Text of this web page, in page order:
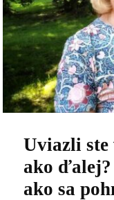
Uviazli ste
ako
ako sa